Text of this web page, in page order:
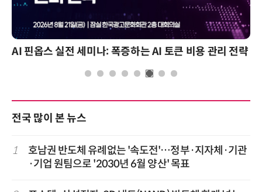
AI 핀옵스 실전 세미나: 폭증하는 AI 토큰 비용 관리 전략
전국 많이 본 뉴스
1
호남권 반도체 유례없는 '속도전'…정부·지자체·기관
·기업 원팀으로 '2030년 6월 양산' 목표